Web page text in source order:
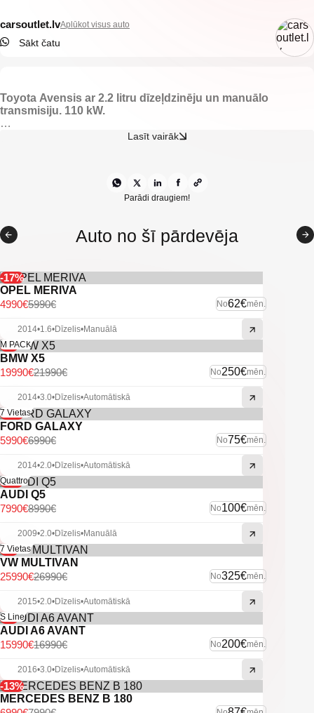
carsoutlet.lvAplūkot visus auto
Sākt čatu
Toyota Avensis ar 2.2 litru dīzeļdzinēju un manuālo
transmisiju. 110 kW.
-Toyota multimedia.
-Miglas lukturi.
-Automātiskās tuvās gaismas.
-U.C. ekstras.
Lasīt vairāk
Parādi draugiem!
Auto no šī pārdevēja
-17%
OPEL MERIVA
No62€mēn.
5990€
4990€
2014•1.6•Dīzelis•Manuālā
-9%
M PACK
BMW X5
No250€mēn.
21990€
19990€
2014•3.0•Dīzelis•Automātiskā
-14%
7 Vietas
FORD GALAXY
No75€mēn.
6990€
5990€
2014•2.0•Dīzelis•Automātiskā
-11%
Quattro
AUDI Q5
No100€mēn.
8990€
7990€
2009•2.0•Dīzelis•Manuālā
-4%
7 Vietas
VW MULTIVAN
No325€mēn.
26990€
25990€
2015•2.0•Dīzelis•Automātiskā
-6%
S Line
AUDI A6 AVANT
No200€mēn.
16990€
15990€
2016•3.0•Dīzelis•Automātiskā
-13%
MERCEDES BENZ B 180